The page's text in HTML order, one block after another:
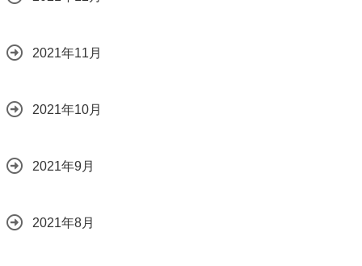
2021年11月
2021年10月
2021年9月
2021年8月